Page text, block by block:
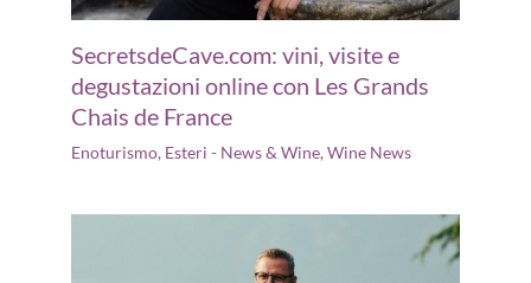
SecretsdeCave.com: vini, visite e
degustazioni online con Les Grands
Chais de France
Enoturismo, Esteri - News & Wine,Wine News